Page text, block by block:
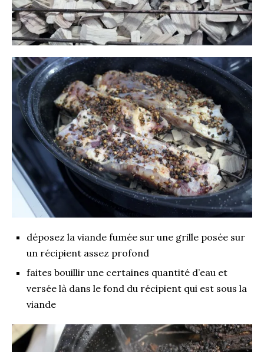
déposez la viande fumée sur une grille posée sur
un récipient assez profond
faites bouillir une certaines quantité d’eau et
versée là dans le fond du récipient qui est sous la
viande